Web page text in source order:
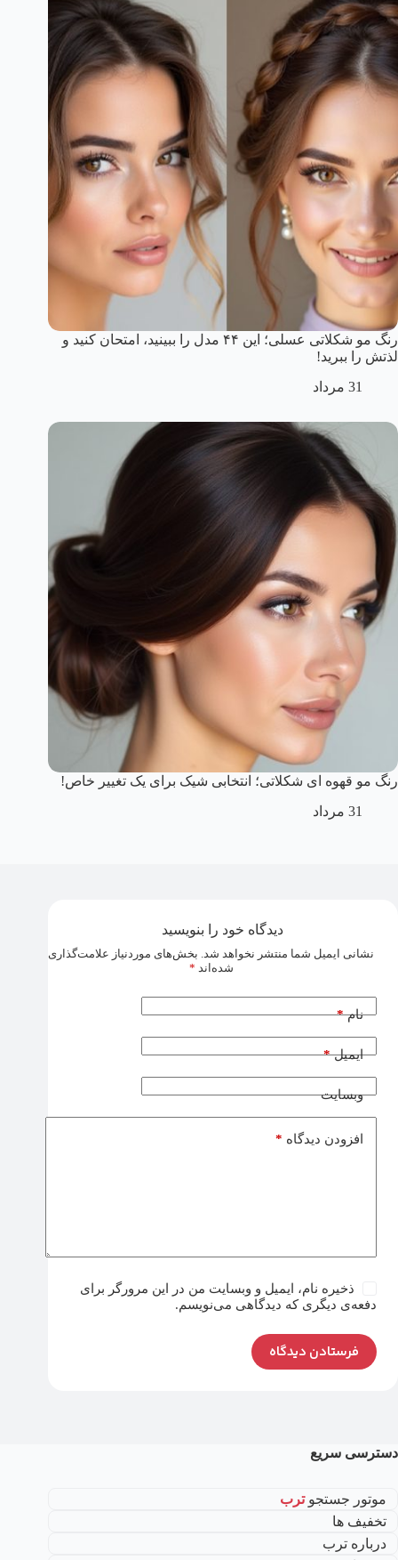
رنگ مو شکلاتی عسلی؛ این ۴۴ مدل را ببینید، امتحان کنید و
لذتش را ببرید!
31 مرداد
رنگ مو قهوه ای شکلاتی؛ انتخابی شیک برای یک تغییر خاص!
31 مرداد
دیدگاه خود را بنویسید
نشانی ایمیل شما منتشر نخواهد شد. بخش‌های موردنیاز علامت‌گذاری
شده‌اند *
نام*
ایمیل*
وبسایت
افزودن دیدگاه *
ذخیره نام، ایمیل و وبسایت من در این مرورگر برای
دفعه‌ی دیگری که دیدگاهی می‌نویسم.
فرستادن دیدگاه
دسترسی سریع
موتور جستجوترب
تخفیف ها
درباره ترب